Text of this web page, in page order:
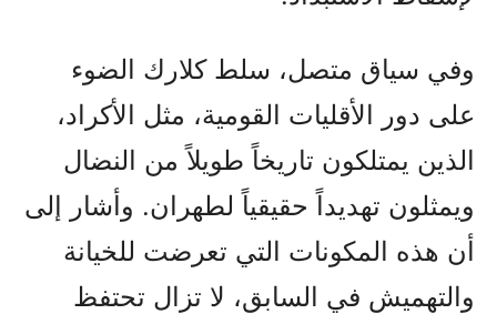
وفي سياق متصل، سلط كلارك الضوء
على دور الأقليات القومية، مثل الأكراد،
الذين يمتلكون تاريخاً طويلاً من النضال
ويمثلون تهديداً حقيقياً لطهران. وأشار إلى
أن هذه المكونات التي تعرضت للخيانة
والتهميش في السابق، لا تزال تحتفظ